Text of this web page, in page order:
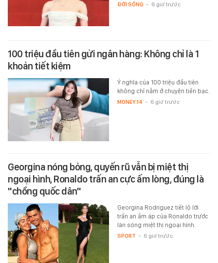
ĐỜI SỐNG - 6 giờ trước
100 triệu đầu tiên gửi ngân hàng: Không chỉ là 1
khoản tiết kiệm
Ý nghĩa của 100 triệu đầu tiên
không chỉ nằm ở chuyện tiền bạc.
MONEY.14 - 6 giờ trước
Georgina nóng bỏng, quyến rũ vẫn bị miệt thị
ngoại hình, Ronaldo trấn an cực ấm lòng, đúng là
"chồng quốc dân"
Georgina Rodriguez tiết lộ lời
trấn an ấm áp của Ronaldo trước
làn sóng miệt thị ngoại hình.
SPORT - 6 giờ trước